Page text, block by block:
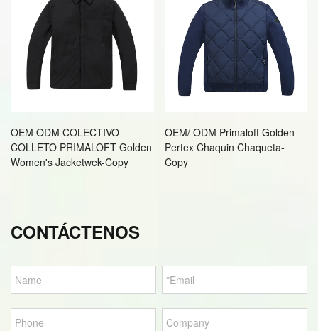
OEM ODM COLECTIVO
COLLETO PRIMALOFT Golden
Women's Jacketwek-Copy
OEM/ ODM Primaloft Golden
Pertex Chaquin Chaqueta-
Copy
CONTÁCTENOS